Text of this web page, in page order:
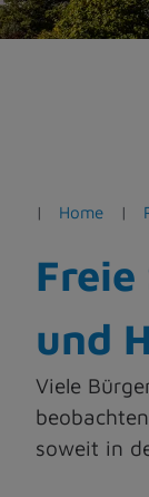
e
n
Home
und
Viele
soweit in